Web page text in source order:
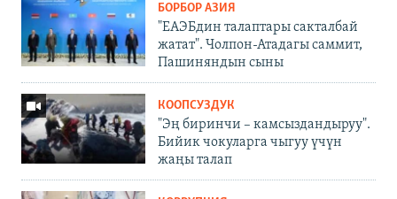
БОРБОР АЗИЯ
"ЕАЭБдин талаптары сакталбай
жатат". Чолпон-Атадагы саммит,
Пашиняндын сыны
КООПСУЗДУК
"Эң биринчи – камсыздандыруу".
Бийик чокуларга чыгуу үчүн
жаңы талап